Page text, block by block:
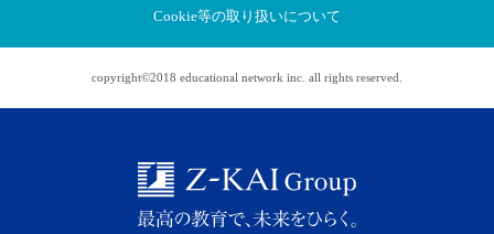
アプリに切り替えてみませんか
アプリ限定のコラムを配信中！
Cookie等の取り扱いについて
copyright©2018 educational network inc. all rights reserved.